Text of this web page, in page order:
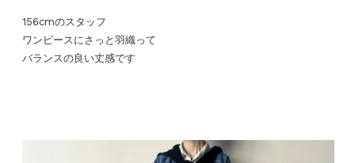
156cmのスタッフ
ワンピースにさっと羽織って
バランスの良い丈感です